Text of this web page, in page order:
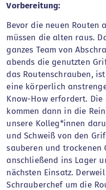
Vorbereitung:
Bevor die neuen Routen
müssen die alten raus.
ganzes Team von
abends die genutzten
das Routenschrauben,
eine körperlich
Know-How erfordert.
kommen dann in die
unsere Kolleg*innen
und Schweiß von den
sauberen und trockenen
anschließend ins Lager
nächsten Einsatz.
Schrauberchef um die